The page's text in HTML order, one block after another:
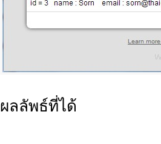
ผลลัพธ์ที่ได้